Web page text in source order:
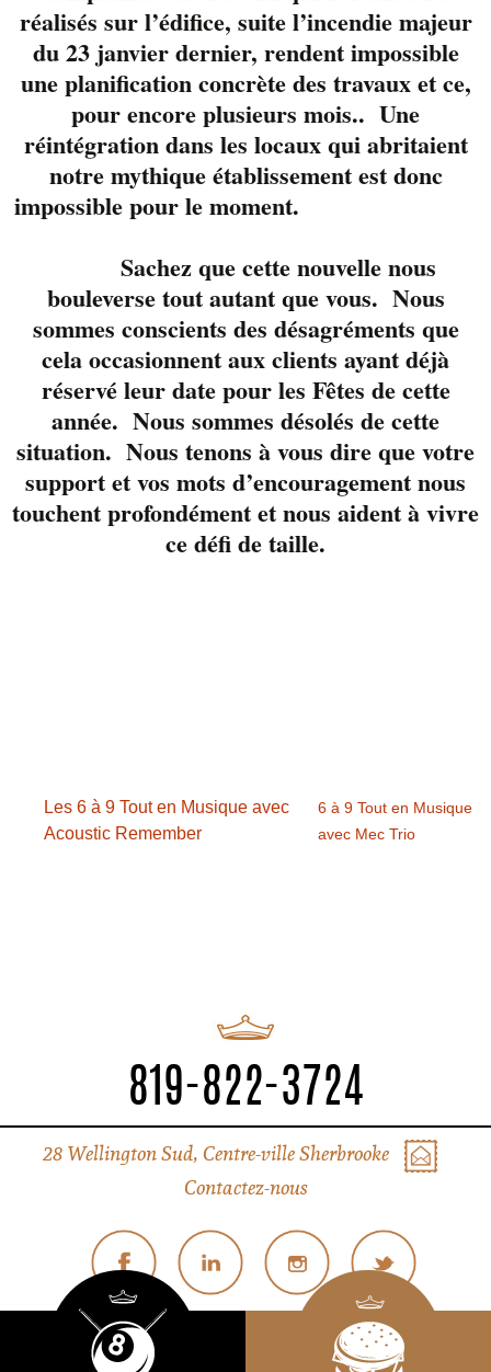
Quoi de mieux qu’un
souper en compagnie
Marie Bélisle
Martin Blouin
François Blouin.Un
trio des plus sexy et
talentueux qui vous
présente un large
répertoire.
Réservez ici
Les 6 à 9 Tout en Musique avec
Acoustic Remember
6 à 9 Tout en Musique
avec Mec Trio
819-822-3724
28 Wellington Sud, Centre-ville Sherbrooke
Contactez-nous
réalisés sur l’édifice, suite l’incendie majeur
du 23 janvier dernier, rendent impossible
une planification concrète des travaux et ce,
pour encore plusieurs mois.. Une
réintégration dans les locaux qui abritaient
notre mythique établissement est donc
impossible pour le moment.
Sachez que cette nouvelle nous
bouleverse tout autant que vous. Nous
sommes conscients des désagréments que
cela occasionnent aux clients ayant déjà
réservé leur date pour les Fêtes de cette
année. Nous sommes désolés de cette
situation. Nous tenons à vous dire que votre
support et vos mots d’encouragement nous
touchent profondément et nous aident à vivre
ce défi de taille.